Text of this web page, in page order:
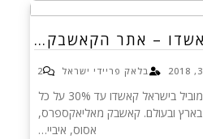
– אתר הקאשבק…
בלאק פריידי ישראל 2
קאשדו - אתר הקאשבק המוביל בישראל קאשדו עד 30% על כל
בארץ ובעולם. קאשבק מאליאקספרס,
אסוס, איביי…